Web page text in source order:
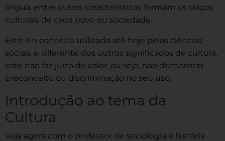
língua, entre outras características formam os traços
culturais de cada povo ou sociedade.
Este é o conceito utilizado até hoje pelas ciências
sociais e, diferente dos outros significados de cultura,
este não faz juízo de valor, ou seja, não demonstra
preconceito ou discriminação no seu uso.
Introdução ao tema da
Cultura
Veja agora com o professor de sociologia e história